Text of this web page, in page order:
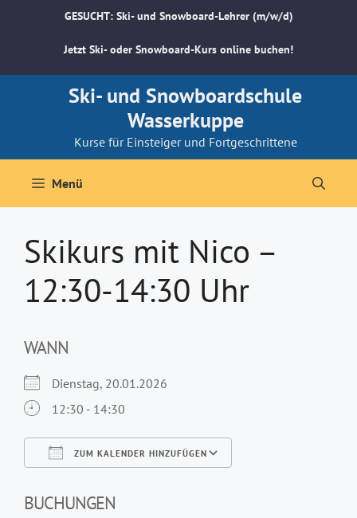
GESUCHT: Ski- und Snowboard-Lehrer (m/w/d)
Jetzt Ski- oder Snowboard-Kurs online buchen!
Ski- und Snowboardschule
Wasserkuppe
Kurse für Einsteiger und Fortgeschrittene
Menü
Skikurs mit Nico –
12:30-14:30 Uhr
WANN
Dienstag, 20.01.2026
12:30 - 14:30
ZUM KALENDER HINZUFÜGEN
BUCHUNGEN